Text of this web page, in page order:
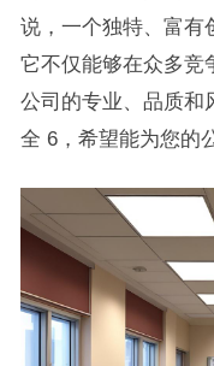
说，一个独特、富有
它不仅能够在众多竞
公司的专业、品质和
全 6，希望能为您的